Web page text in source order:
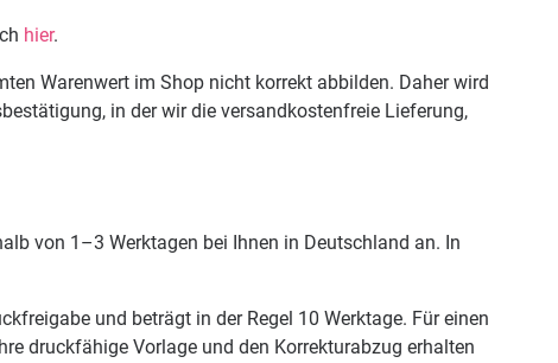
hier.
Warenwert im Shop nicht korrekt abbilden. Daher wird
in der wir die versandkostenfreie Lieferung,
von 1–3 Werktagen bei Ihnen in Deutschland an. In
und beträgt in der Regel 10 Werktage. Für einen
druckfähige Vorlage und den Korrekturabzug erhalten